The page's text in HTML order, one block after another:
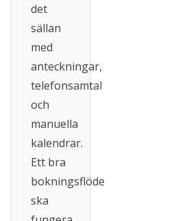
det
sällan
med
anteckningar,
telefonsamtal
och
manuella
kalendrar.
Ett bra
bokningsflöde
ska